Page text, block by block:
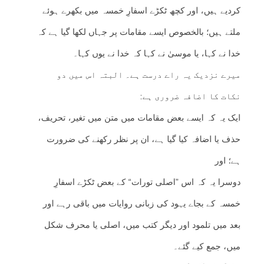
کردیے ہیں، اور کچھ ٹکڑے اسفارِ خمسہ میں بکھرے ہوئے
ملتے ہیں؛ بالخصوص ایسے مقامات پر جہاں لکھا گیا ہے کہ
خدا نے کہا، یا موسیٰ نے کہا کہ خدا نے یوں کہا۔
میرے نزدیک یہ راے درست ہے۔ البتہ اس میں دو
نکات کا اضافہ ضروری ہے:
ایک یہ کہ ایسے بعض مقامات میں متن میں تغیر، تحریف،
حذف یا اضافہ کیا گیا ہے، ان پر نظر رکھنے کی ضرورت
ہے؛ اور
دوسرا یہ کہ اس ”اصلی تورات“ کے بعض ٹکڑے اسفارِ
خمسہ کے بجاے یہود کی زبانی روایات میں باقی رہے اور
بعد میں تلمود اور دیگر کتب میں، اصلی یا محرف شکل
میں، جمع کیے گئے۔